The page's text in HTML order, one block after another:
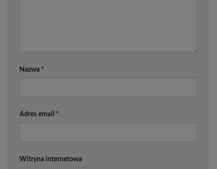
Nazwa *
Adres email *
Witryna internetowa